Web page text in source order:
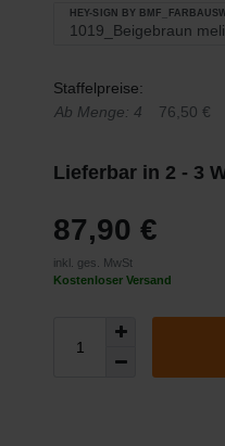
HEY-SIGN BY
Staffelpreise:
Ab Menge: 4
76,50 €
Lieferbar in 2 - 3
87,90 €
inkl. ges. MwSt
Kostenloser Versand